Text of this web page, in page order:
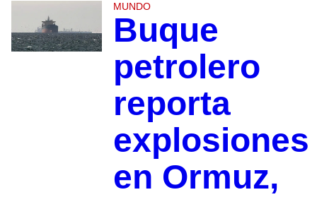
MUNDO
Buque
petrolero
reporta
explosiones
en Ormuz,